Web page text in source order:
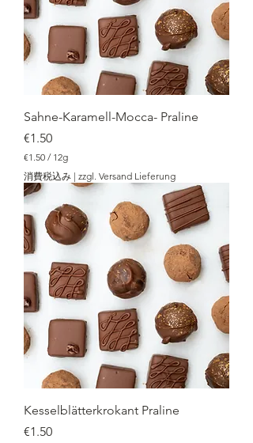
Sahne-Karamell-Mocca- Praline
価格
€1.50
€1.50 / 12g
€
1
.
0
／
1
2
g
消費税込み | zzgl. Versand Lieferung
Kesselblätterkrokant Praline
価格
€1.50